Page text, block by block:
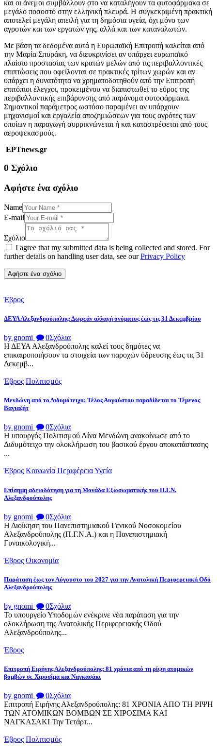
και οι άνεμοι συμβάλλουν στο να καταλήγουν τα φυτοφάρμακα σε
μεγάλο ποσοστό στην ελληνική πλευρά. Η συγκεκριμένη πρακτική
αποτελεί μεγάλη απειλή για τη δημόσια υγεία, όχι μόνο των
αγροτών και των εργατών γης, αλλά και των καταναλωτών.
Με βάση τα δεδομένα αυτά η Ευρωπαϊκή Επιτροπή καλείται από
την Μαρία Σπυράκη, να διευκρινίσει αν υπάρχει ευρωπαϊκό
πλαίσιο προστασίας των κρατών μελών από τις περιβαλλοντικές
επιπτώσεις που οφείλονται σε πρακτικές τρίτων χωρών και αν
υπάρχει η δυνατότητα να χρηματοδοτηθούν από την Επιτροπή
επιτόπιοι έλεγχοι, προκειμένου να διαπιστωθεί το εύρος της
περιβαλλοντικής επιβάρυνσης από παράνομα φυτοφάρμακα.
Σημαντικοί παράμετρος ωστόσο παραμένει αν υπάρχουν
μηχανισμοί και εργαλεία αποζημιώσεων για τους αγρότες των
οποίων η παραγωγή συρρικνώνεται ή και καταστρέφεται από τους
αεροψεκασμούς.
ΕΡΤnews.gr
0 Σχόλιο
Αφήστε ένα σχόλιο
Name
E-mail
Σχόλιο
I agree that my submitted data is being collected and stored. For
further details on handling user data, see ourPrivacy Policy
Έβρος
ΔΕΥΑ Αλεξανδρούπολης: Δωρεάν αλλαγή ονόματος έως τις 31 Δεκεμβρίου
by gnomi 0Σχόλια
Η ΔΕΥΑ Αλεξανδρούπολης καλεί τους δημότες να
επικαιροποιήσουν τα στοιχεία των παροχών ύδρευσης έως τις 31
Δεκεμβ...
Έβρος Πολιτισμός
Μενδώνη από το Διδυμότειχο: Τέλος Αυγούστου παραδίδεται το Τέμενος
Βαγιαζήτ
by gnomi 0Σχόλια
Η υπουργός Πολιτισμού Λίνα Μενδώνη ανακοίνωσε από το
Διδυμότειχο την ολοκλήρωση του βασικού έργου αποκατάστασης
...
Έβρος Κοινωνία ΠεριφέρειαΥγεία
Επίσημη αδειοδότηση για τη Μονάδα Εξωσωματικής του Π.Γ.Ν.
Αλεξανδρούπολης
by gnomi 0Σχόλια
Η Διοίκηση του Πανεπιστημιακού Γενικού Νοσοκομείου
Αλεξανδρούπολης (Π.Γ.Ν.Α.) και η Πανεπιστημιακή
Γυναικολογική...
Έβρος Οικονομία
Παράταση έως τον Αύγουστο του 2027 για την Ανατολική Περιφερειακή Οδό
Αλεξανδρούπολης
by gnomi 0Σχόλια
Το υπουργείο Υποδομών ενέκρινε νέα παράταση για την
ολοκλήρωση της Ανατολικής Περιφερειακής Οδού
Αλεξανδρούπολης...
Έβρος
Επιτροπή Ειρήνης Αλεξανδρούπολης: 81 χρόνια από τη ρίψη ατομικών
βομβών σε Χιροσίμα και Ναγκασάκι
by gnomi 0Σχόλια
Επιτροπή Ειρήνης Αλεξανδρούπολης: 81 ΧΡΟΝΙΑ ΑΠΟ ΤΗ ΡΙΨΗ
ΤΩΝ ΑΤΟΜΙΚΩΝ ΒΟΜΒΩΝ ΣΕ ΧΙΡΟΣΙΜΑ ΚΑΙ
ΝΑΓΚΑΣΑΚΙ Την Τετάρτ...
Έβρος Πολιτισμός